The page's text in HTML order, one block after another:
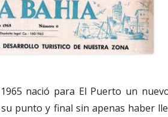
nació para El Puerto un
punto y final sin apenas haber